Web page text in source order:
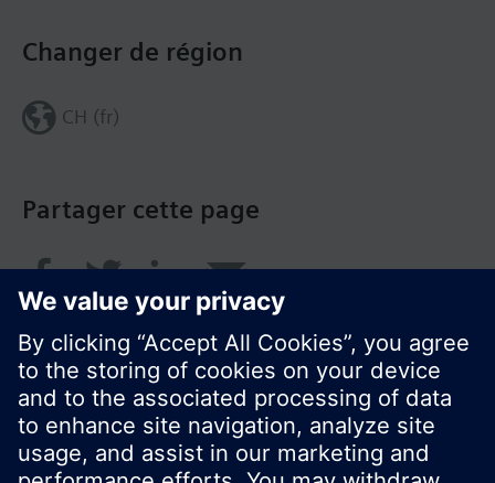
Partager cette page
Changer de région
CH (fr)